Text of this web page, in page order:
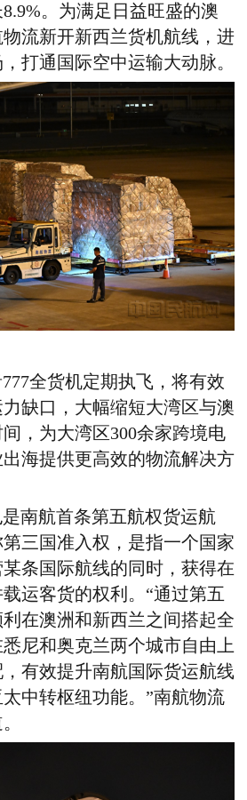
。为满足日益旺盛的澳
流新开新西兰货机航线，进
打通国际空中运输大动脉。
全货机定期执飞，将有效
缺口，大幅缩短大湾区与澳
，为大湾区300余家跨境电
海提供更高效的物流解决方
南航首条第五航权货运航
三国准入权，是指一个国家
条国际航线的同时，获得在
运客货的权利。“通过第五
在澳洲和新西兰之间搭起全
尼和奥克兰两个城市自由上
有效提升南航国际货运航线
中转枢纽功能。”南航物流